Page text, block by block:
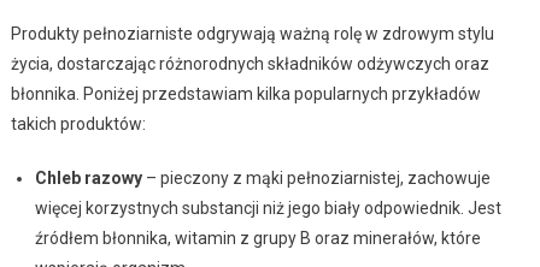
Produkty pełnoziarniste odgrywają ważną rolę w zdrowym stylu
życia, dostarczając różnorodnych składników odżywczych oraz
błonnika. Poniżej przedstawiam kilka popularnych przykładów
takich produktów:
Chleb razowy– pieczony z mąki pełnoziarnistej, zachowuje
więcej korzystnych substancji niż jego biały odpowiednik. Jest
źródłem błonnika, witamin z grupy B oraz minerałów, które